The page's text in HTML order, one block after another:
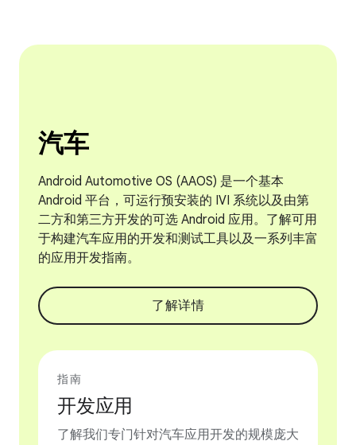
汽车
Android Automotive OS (AAOS) 是一个基本
Android 平台，可运行预安装的 IVI 系统以及由第
二方和第三方开发的可选 Android 应用。了解可用
于构建汽车应用的开发和测试工具以及一系列丰富
的应用开发指南。
了解详情
指南
开发应用
了解我们专门针对汽车应用开发的规模庞大